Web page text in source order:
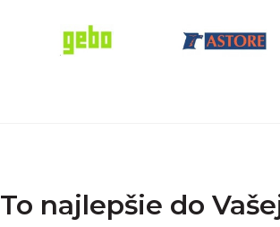
To najlepšie do